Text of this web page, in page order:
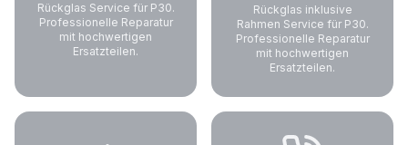
Rückglas Service für P30.
Professionelle Reparatur
mit hochwertigen
Ersatzteilen.
Rückglas inklusive
Rahmen Service für P30.
Professionelle Reparatur
mit hochwertigen
Ersatzteilen.